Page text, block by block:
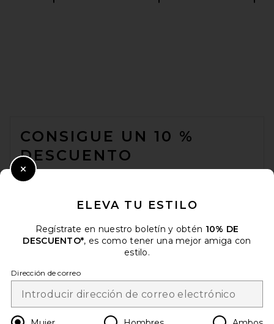
FWRD RENEW
FWRD Renew Hermes Togo
Birkin 35 Handbag in Orange
CONSIGUE UN 10 %
DESCUENTO
CUANDO SE SUSCRIBE A NUESTRO BOLETÍN ENVIANDO SU
CUALQUIER MOMENTO. POLÍTICA DE PRIVACIDAD
Change Country Regions
es USD
ELEVA TU ESTILO
Regístrate en nuestro boletín y obtén 10% DE
DESCUENTO*, es como tener una mejor amiga con
estilo.
Dirección de correo
Close Modal